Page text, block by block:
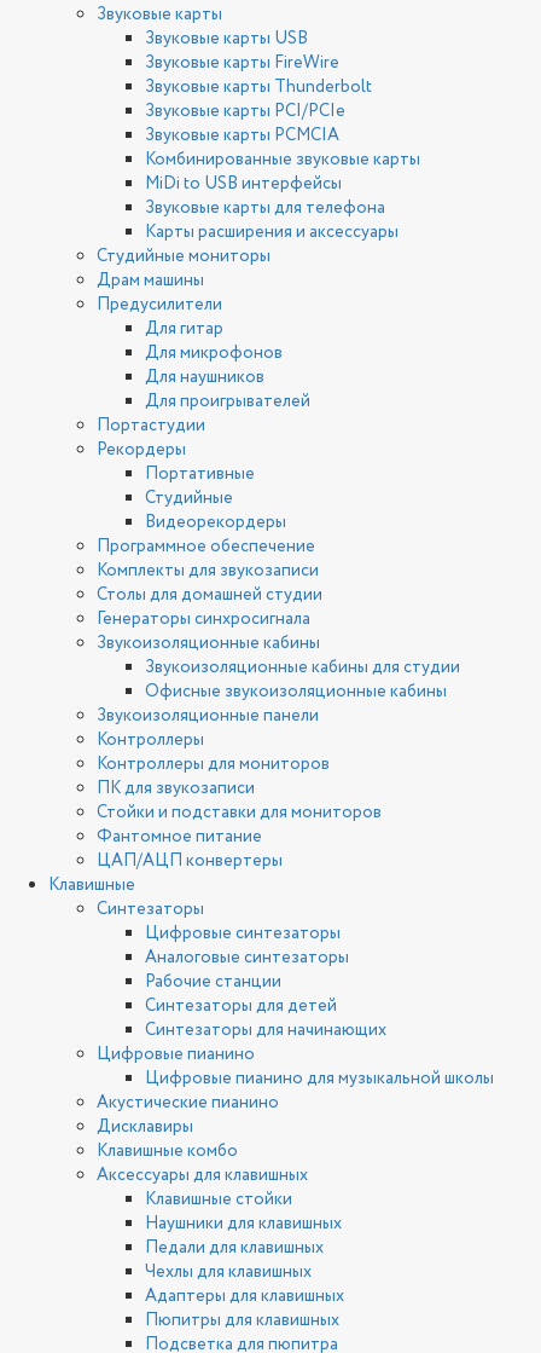
Звуковые карты
Звуковые карты USB
Звуковые карты FireWire
Звуковые карты Thunderbolt
Звуковые карты PCI/PCIe
Звуковые карты PCMCIA
Комбинированные звуковые карты
MiDi to USB интерфейсы
Звуковые карты для телефона
Карты расширения и аксессуары
Студийные мониторы
Драм машины
Предусилители
Для гитар
Для микрофонов
Для наушников
Для проигрывателей
Портастудии
Рекордеры
Портативные
Студийные
Видеорекордеры
Программное обеспечение
Комплекты для звукозаписи
Столы для домашней студии
Генераторы синхросигнала
Звукоизоляционные кабины
Звукоизоляционные кабины для студии
Офисные звукоизоляционные кабины
Звукоизоляционные панели
Контроллеры
Контроллеры для мониторов
ПК для звукозаписи
Стойки и подставки для мониторов
Фантомное питание
ЦАП/АЦП конвертеры
Клавишные
Синтезаторы
Цифровые синтезаторы
Аналоговые синтезаторы
Рабочие станции
Синтезаторы для детей
Синтезаторы для начинающих
Цифровые пианино
Цифровые пианино для музыкальной школы
Акустические пианино
Дисклавиры
Клавишные комбо
Аксессуары для клавишных
Клавишные стойки
Наушники для клавишных
Педали для клавишных
Чехлы для клавишных
Адаптеры для клавишных
Пюпитры для клавишных
Подсветка для пюпитра